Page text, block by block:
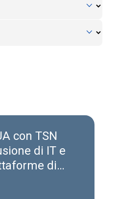
con TSN
di IT e
di
industriale